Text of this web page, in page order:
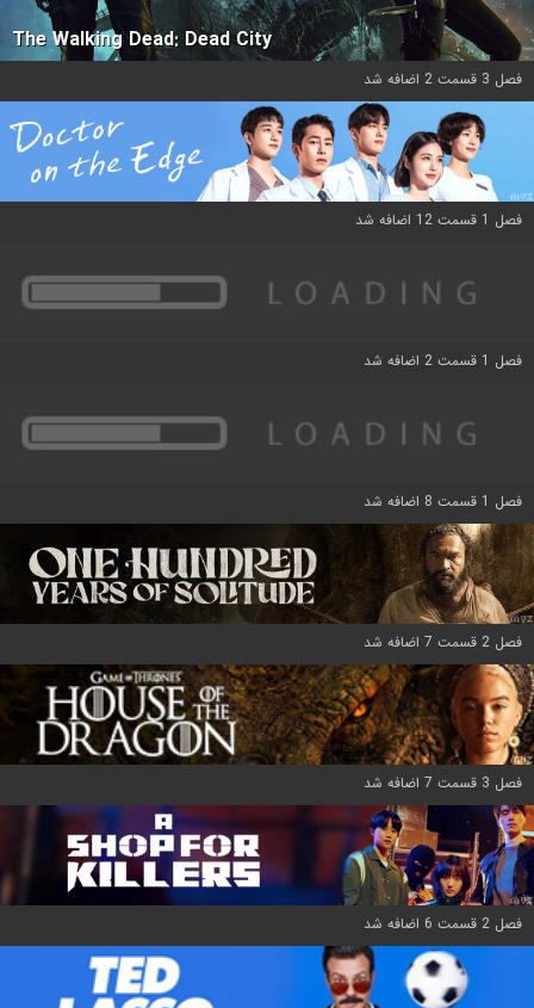
The Walking Dead: Dead City
فصل 3 قسمت 2 اضافه شد
فصل 1 قسمت 12 اضافه شد
فصل 1 قسمت 2 اضافه شد
فصل 1 قسمت 8 اضافه شد
فصل 2 قسمت 7 اضافه شد
فصل 3 قسمت 7 اضافه شد
فصل 2 قسمت 6 اضافه شد